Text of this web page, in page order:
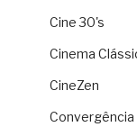
Cine 30's
Cinema
CineZen
Convergência